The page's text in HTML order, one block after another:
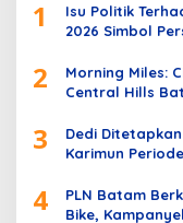
1
Isu Politik
2026 Simbol
2
Morning Miles:
Central Hills
3
Dedi
Karimun
4
PLN Batam
Bike,